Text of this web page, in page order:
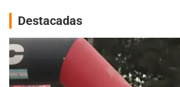
Destacadas